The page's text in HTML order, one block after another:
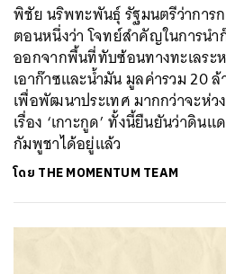
พิชัย นริพทะพันธุ์ รัฐมนตรีว่าการ
ตอนหนึ่งว่า โจทย์สำคัญในการน
ออกจากพื้นที่ทับซ้อนทางทะเลระ
เอาก๊าซและน้ำมัน มูลค่ารวม 20
เพื่อพัฒนาประเทศ มากกว่าจะห่ว
เรื่อง ‘เกาะกูด’ ทั้งนี้ยืนยันว่าดิน
กัมพูชาได้อยู่แล้ว
โดย THE MOMENTUM TEAM